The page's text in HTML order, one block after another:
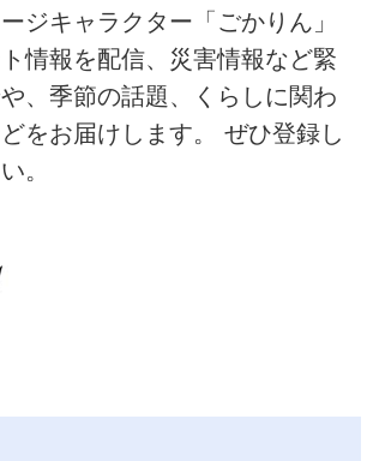
ジキャラクター「ごかりん」
情報を配信、災害情報など緊
、季節の話題、くらしに関わ
をお届けします。 ぜひ登録し
。